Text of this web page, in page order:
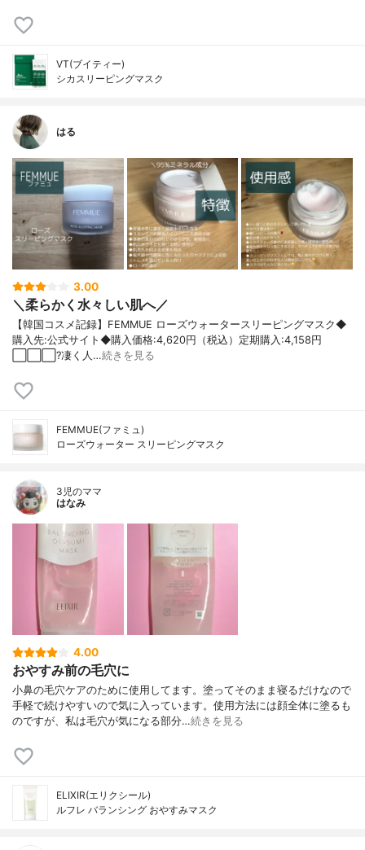
VT(ブイティー)
シカスリーピングマスク
はる
3.00
＼柔らかく水々しい肌へ／
【韓国コスメ記録】FEMMUE ローズウォータースリーピングマスク◆
購入先:公式サイト◆購入価格:4,620円（税込）定期購入:4,158円
⬜️⬜️⬜️?凄く人…続きを見る
FEMMUE(ファミュ)
ローズウォーター スリーピングマスク
3児のママ
はなみ
4.00
おやすみ前の毛穴に
小鼻の毛穴ケアのために使用してます。塗ってそのまま寝るだけなので
手軽で続けやすいので気に入っています。使用方法には顔全体に塗るも
のですが、私は毛穴が気になる部分…続きを見る
ELIXIR(エリクシール)
ルフレ バランシング おやすみマスク